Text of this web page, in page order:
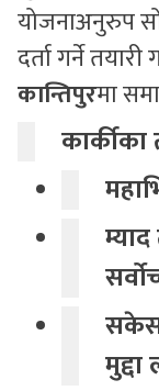
योजनाअनुरुप
दर्ता गर्ने
कान्तिपुरमा
कार्कीका